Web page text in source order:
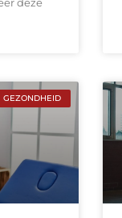
GEZONDHEID